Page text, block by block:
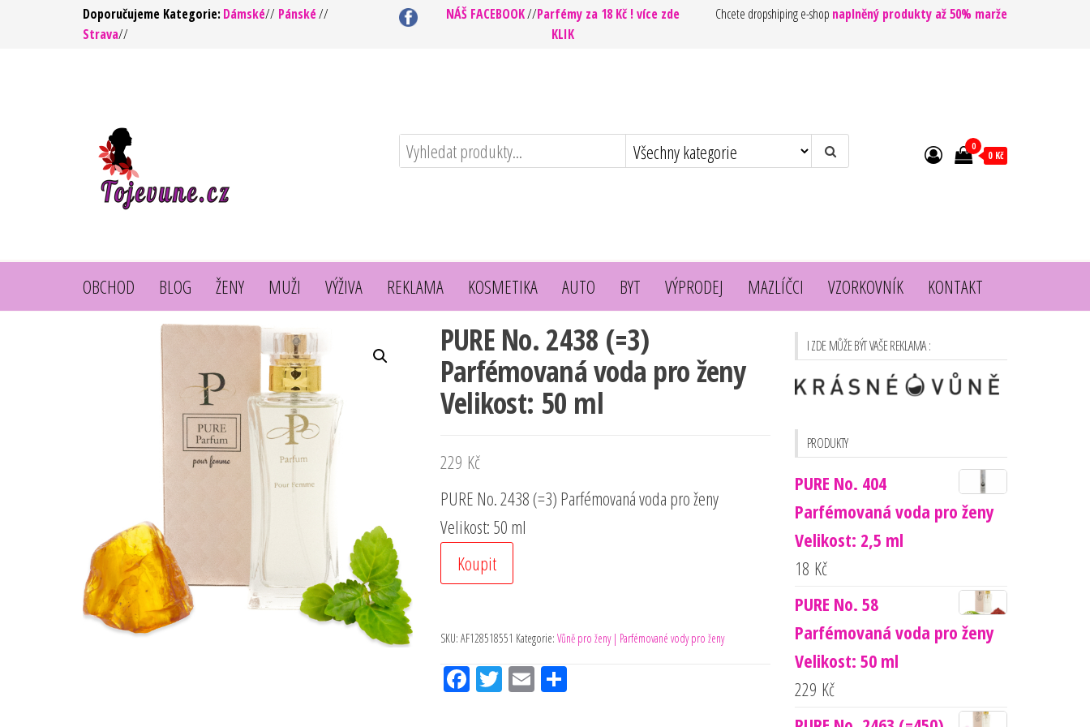
Doporučujeme Kategorie: Dámské// Pánské//
Strava//
NÁŠ FACEBOOK//Parfémy za 18 Kč ! více zde
KLIK
Chcete dropshiping e-shop naplněný produkty až 50% marže
0
0 Kč
OBCHOD BLOG ŽENY MUŽI VÝŽIVA REKLAMA KOSMETIKA AUTO BYT VÝPRODEJ MAZLÍČCI VZORKOVNÍK KONTAKT
PURE No. 2438 (=3)
Parfémovaná voda pro ženy
Velikost: 50 ml
229 Kč
PURE No. 2438 (=3) Parfémovaná voda pro ženy
Velikost: 50 ml
Koupit
SKU: AF128518551 Kategorie: Vůně pro ženy | Parfémované vody pro ženy
FacTw EmSh
I ZDE MŮŽE BÝT VAŠE REKLAMA :
PRODUKTY
PURE No. 404
Parfémovaná voda pro ženy
Velikost: 2,5 ml
18 Kč
PURE No. 58
Parfémovaná voda pro ženy
Velikost: 50 ml
229 Kč